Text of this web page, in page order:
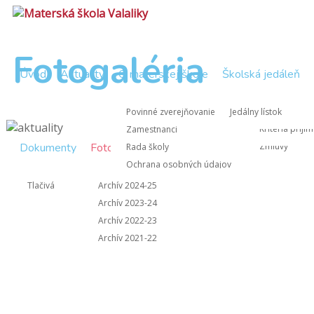
Úvod Aktuality O materskej škole
Povinné zverejňovanie
Zápisnice
Zápisnice z
Zmluvy
Zamestnanci
Rada školy
Ochrana osobných údajov
Informácie pre rodičov
Nástup do
Kritériá
Školská jedáleň
Jedálny lístok
Dokumenty
Tlačivá
Fotogaléria
Archív 2024-25
Archív 2023-24
Archív 2022-23
Archív 2021-22
Kontakt
Fotogaléria